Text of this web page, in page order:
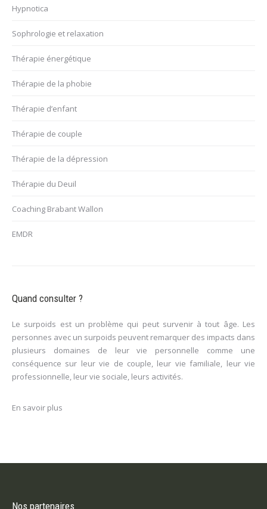
Hypnotica
Sophrologie et relaxation
Thérapie énergétique
Thérapie de la phobie
Thérapie d’enfant
Thérapie de couple
Thérapie de la dépression
Thérapie du Deuil
Coaching Brabant Wallon
EMDR
Quand consulter ?
Le surpoids est un problème qui peut survenir à tout âge. Les
personnes avec un surpoids peuvent remarquer des impacts dans
plusieurs domaines de leur vie personnelle comme une
conséquence sur leur vie de couple, leur vie familiale, leur vie
professionnelle, leur vie sociale, leurs activités.
En savoir plus
Nos partenaires